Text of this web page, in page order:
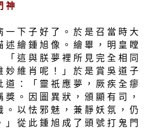
神
一 下 子 好 了 。 於 是 召 當 時 大
述 繪 鍾 旭 像 。 繪 畢 ， 明 皇 瞠
「 這 與 朕 夢 裡 所 見 完 全 相 同
妙 維 肖 呢 ！ 」 於 是 賞 吳 道 子
道 ： 「 靈 祇 應 夢 ， 厥 疾 全 瘳
獎 。 因 圖 異 狀 ， 頒 顯 有 司 ，
。 以 怯 邪 魅 ， 兼 靜 妖 氛 ， 仍
」 從 此 鍾 旭 成 了 頭 號 打 鬼 門